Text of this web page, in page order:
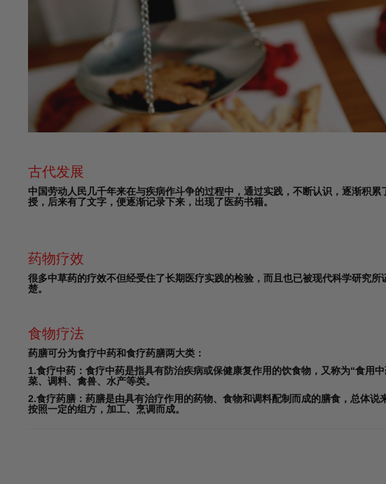
古代发展
中国劳动人民几千年来在与疾病作斗争的过程中，通过实践，不断认识，逐渐积
授，后来有了文字，便逐渐记录下来，出现了医药书籍。
药物疗效
很多中草药的疗效不但经受住了长期医疗实践的检验，而且也已被现代科学研究
楚。
食物疗法
药膳可分为食疗中药和食疗药膳两大类：
1.食疗中药：食疗中药是指具有防治疾病或保健康复作用的饮食物，又称为“食用
菜、调料、禽兽、水产等类。
2.食疗药膳：药膳是由具有治疗作用的药物、食物和调料配制而成的膳食，总体
按照一定的组方，加工、烹调而成。